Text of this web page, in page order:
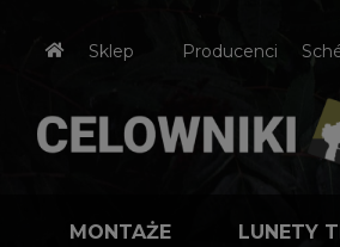
Sklep Producenci
MONTAŻE
LUNETY